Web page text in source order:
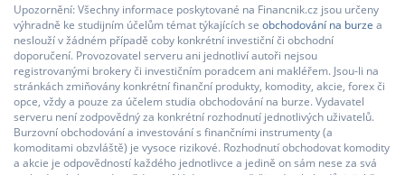
Upozornění: Všechny informace poskytované na Financnik.cz jsou určeny
výhradně ke studijním účelům témat týkajících se obchodování na burze a
neslouží v žádném případě coby konkrétní investiční či obchodní
doporučení. Provozovatel serveru ani jednotliví autoři nejsou
registrovanými brokery či investičním poradcem ani makléřem. Jsou-li na
stránkách zmiňovány konkrétní finanční produkty, komodity, akcie, forex či
opce, vždy a pouze za účelem studia obchodování na burze. Vydavatel
serveru není zodpovědný za konkrétní rozhodnutí jednotlivých uživatelů.
Burzovní obchodování a investování s finančními instrumenty (a
komoditami obzvláště) je vysoce rizikové. Rozhodnutí obchodovat komodity
a akcie je odpovědností každého jednotlivce a jedině on sám nese za svá